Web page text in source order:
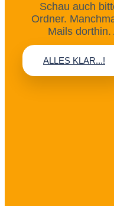
Schau auch
Ordner.
Mails
ALLES KLAR...!